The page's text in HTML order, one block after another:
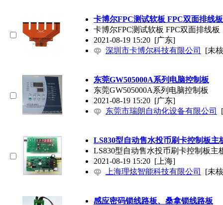
卡博尔FPC测试软板 FPC双面排线板
卡博尔FPC测试软板 FPC双面排线板
2021-08-19 15:20 [广东]
深圳市卡博尔科技有限公司
[未
东莞GW505000A系列电脑控制板
东莞GW505000A系列电脑控制板
2021-08-19 15:20 [广东]
东莞市瑞朗自动化设备有限公司
LS830型自动售水投币刷卡控制板主
LS830型自动售水投币刷卡控制板主
2021-08-19 15:20 [上海]
上海理炫智能科技有限公司
[未
感应密码锁线路板、桑拿锁线路板